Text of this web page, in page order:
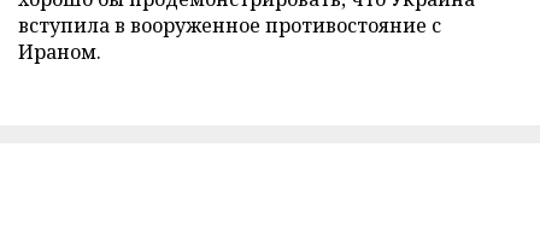
вступила в вооруженное противостояние с
Ираном.